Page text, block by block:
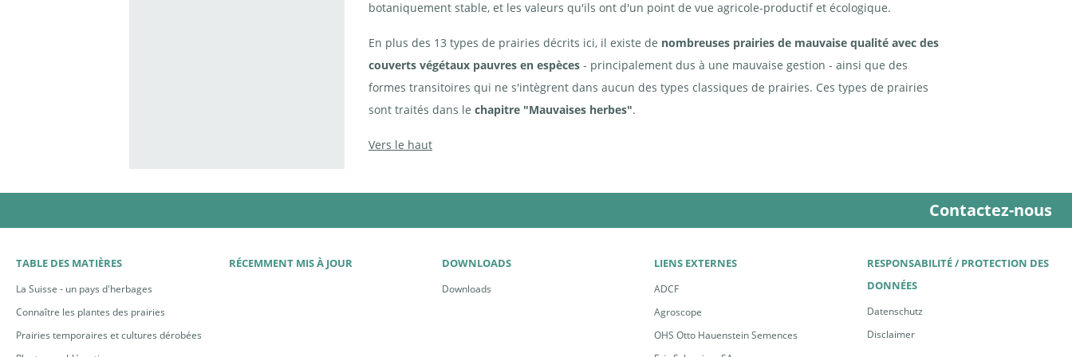
Pâture à nard raide
Prairie de litière , avec lestrois sous-typesprairie à molinie, pelouse à laiche de Davall et pelouse é
laiche brune
botaniquement stable, et les valeurs qu'ils ont d'un point de vue agricole-productif et écologique.
En plus des 13 types de prairies décrits ici, il existe de nombreuses prairies de mauvaise qualité avec des
couverts végétaux pauvres en espèces - principalement dus à une mauvaise gestion - ainsi que des
formes transitoires qui ne s'intègrent dans aucun des types classiques de prairies. Ces types de prairies
sont traités dans le chapitre "Mauvaises herbes".
Vers le haut
Contactez-nous
TABLE DES MATIÈRES
La Suisse - un pays d'herbages
Connaître les plantes des prairies
Prairies temporaires et cultures dérobées
RÉCEMMENT MIS À JOUR DOWNLOADS
Downloads
LIENS EXTERNES
ADCF
Agroscope
OHS Otto Hauenstein Semences
RESPONSABILITÉ / PROTECTION DES
DONNÉES
Datenschutz
Disclaimer